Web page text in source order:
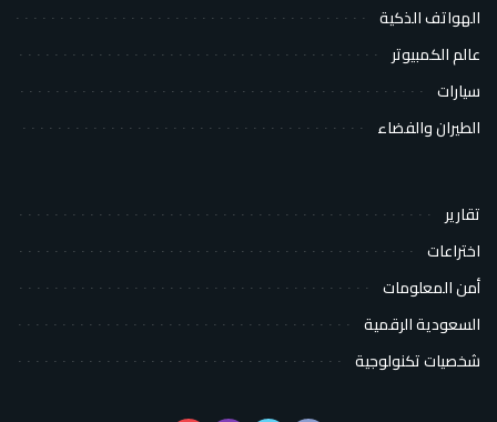
الهواتف الذكية
عالم الكمبيوتر
سيارات
الطيران والفضاء
تقارير
اختراعات
أمن المعلومات
السعودية الرقمية
شخصيات تكنولوجية